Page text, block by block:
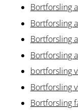
Bortforsling
Bortforsling
Bortforsling
Bortforsling
bortforsling
Bortforsling
Bortforsling